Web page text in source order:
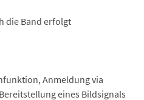
die Band erfolgt
Anmeldung via
eines Bildsignals